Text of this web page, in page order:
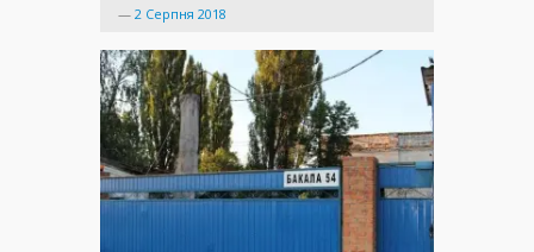
— 2 Серпня 2018